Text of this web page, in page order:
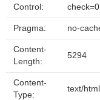
Control:
Pragma: no-
Content-
Length:
5294
Content-
Type:
text/html